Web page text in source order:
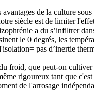
de la culture
siècle est de limiter
a du s’infiltrer
le 0 degrés, les
pas d’inertie
froid, que peut-on
rigoureux tant que
de l'arrosage